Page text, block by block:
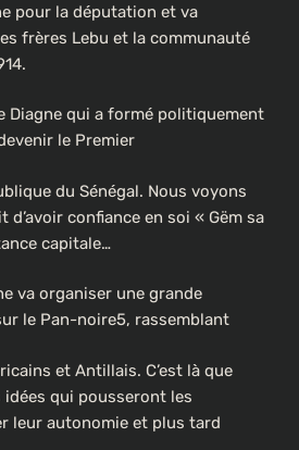
pour la députation et va
frères Lebu et la communauté
Diagne qui a formé politiquement
le Premier
du Sénégal. Nous voyons
confiance en soi « Gëm sa
capitale…
va organiser une grande
le Pan-noire5, rassemblant
et Antillais. C’est là que
qui pousseront les
leur autonomie et plus tard